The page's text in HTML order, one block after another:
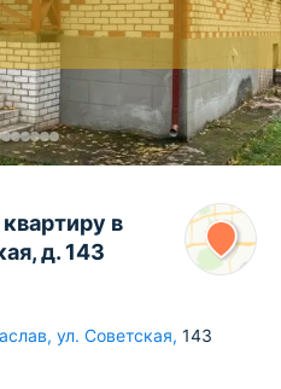
в
д. 143
, ул. Советская, 143